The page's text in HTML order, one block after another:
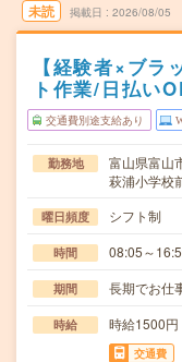
未読 掲載日 2026/08/05
【経験者×ブラ
ト作業/日払い
交通費別途支給あり
勤務地
富山県富山
萩浦小学校
曜日頻度 シフト制
時間 08:05～
期間 長期でお仕
時給 時給1500円
交通費